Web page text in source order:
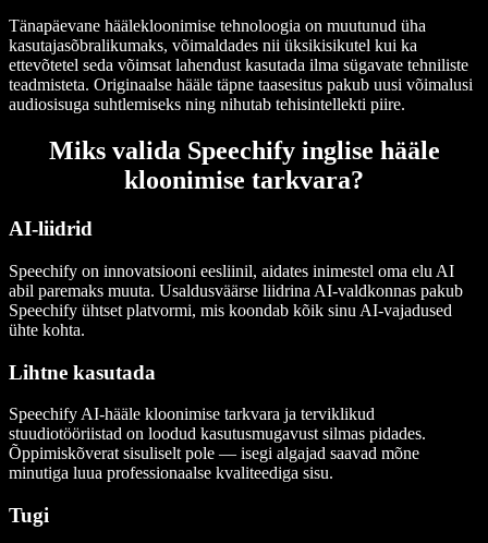
Tänapäevane häälekloonimise tehnoloogia on muutunud üha
kasutajasõbralikumaks, võimaldades nii üksikisikutel kui ka
ettevõtetel seda võimsat lahendust kasutada ilma sügavate tehniliste
teadmisteta. Originaalse hääle täpne taasesitus pakub uusi võimalusi
audiosisuga suhtlemiseks ning nihutab tehisintellekti piire.
Miks valida Speechify inglise hääle
kloonimise tarkvara?
AI-liidrid
Speechify on innovatsiooni eesliinil, aidates inimestel oma elu AI
abil paremaks muuta. Usaldusväärse liidrina AI-valdkonnas pakub
Speechify ühtset platvormi, mis koondab kõik sinu AI-vajadused
ühte kohta.
Lihtne kasutada
Speechify AI-hääle kloonimise tarkvara ja terviklikud
stuudiotööriistad on loodud kasutusmugavust silmas pidades.
Õppimiskõverat sisuliselt pole — isegi algajad saavad mõne
minutiga luua professionaalse kvaliteediga sisu.
Tugi